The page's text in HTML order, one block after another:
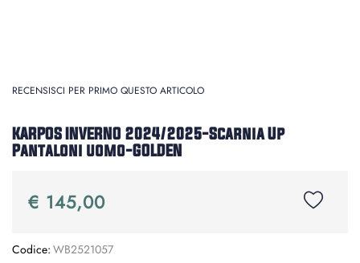
RECENSISCI PER PRIMO QUESTO ARTICOLO
KARPOS INVERNO 2024/2025-Scarnia Up
Pantaloni uomo-GOLDEN
€ 145,00
Codice: WB2521057